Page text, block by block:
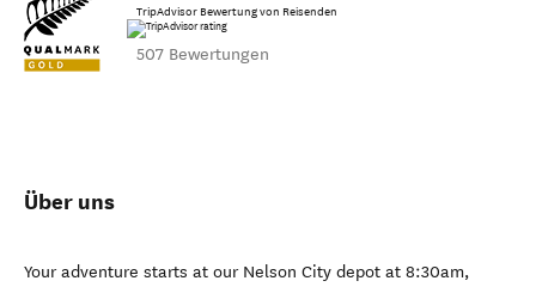
TripAdvisor Bewertung von Reisenden
507 Bewertungen
Über uns
Your adventure starts at our Nelson City depot at 8:30am,